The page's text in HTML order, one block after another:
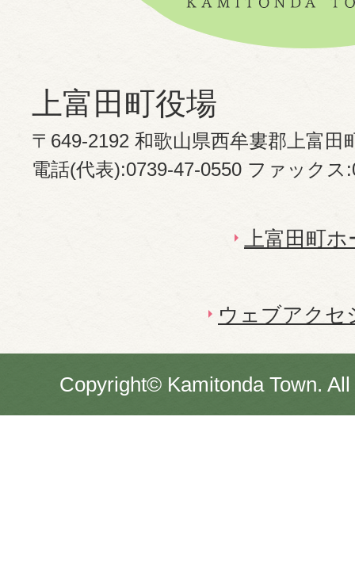
上富田町役場
〒649-2192 和歌山県西牟婁郡上富田
電話(代表):0739-47-0550 ファックス
上富田町
ウェブアクセ
Copyright© Kamitonda Town.